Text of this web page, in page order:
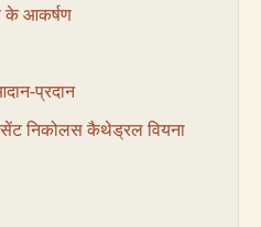
के आकर्षण
प्रदान
निकोलस कैथेड्रल वियना